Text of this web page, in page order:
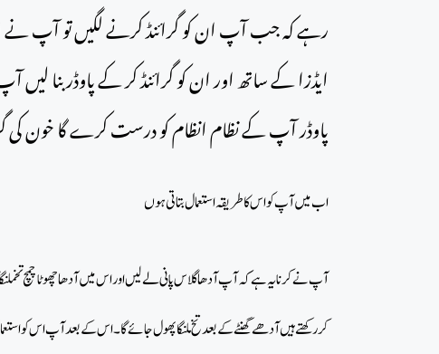
رہے کہ جب آپ ان کو گرائنڈ کرنے لگیں تو آپ نے
ایڈزا کے ساتھ اور ان کو گرائنڈ کر کے پاوڈر بنا
پاوڈر آپ کے نظام انظام کو درست کرے گا خون کی
اب میں آپ کو اس کا طریقہ استعمال بتاتی ہوں
آپ نے کرنا یہ ہے کہ آپ آدھا گلاس پانی لے لیں اور اس میں آدھا چھوٹا چمچ
کر رکھتے ہیں آدھے گھنٹے کے بعد تخ ملنگا پھول جائے گا۔ اس کے بعد آپ اس کو